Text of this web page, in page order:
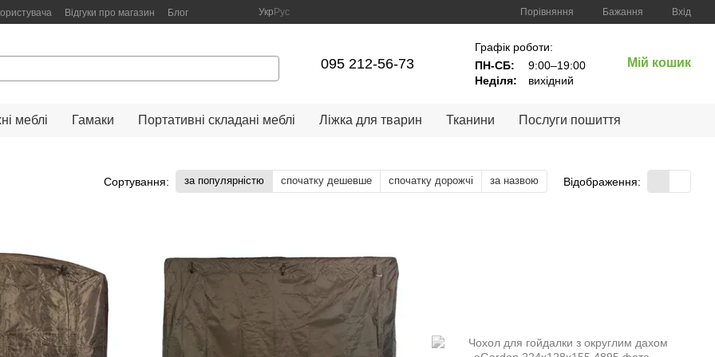
Відгуки про магазин Блог Укр Рус Порівняння Бажання Вхід
095 212-56-73
Графік роботи:
ПН-СБ:
9:00–19:00
Неділя:
вихідний
Мій кошик
меблі Гамаки Портативні складані меблі Ліжка для тварин Тканини Послуги пошиття
Сортування: за популярністю спочатку дешевше спочатку дорожчі за назвою Відображення: